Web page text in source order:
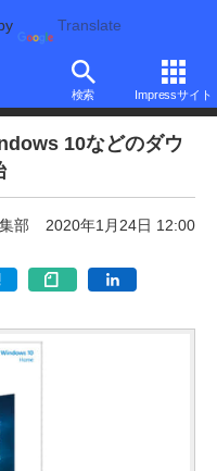
Translate
検索 Impressサイト
ョッピング
10などのダウ
部 2020年1月24日 12:00